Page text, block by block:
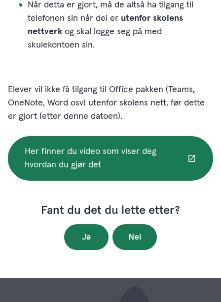
Når detta er gjort, må de altså ha tilgang til
telefonen sin når dei er utenfor skolens
nettverk og skal logge seg på med
skulekontoen sin.
Elever vil ikke få tilgang til Office pakken (Teams,
OneNote, Word osv) utenfor skolens nett, før dette
er gjort (etter denne datoen).
Her finner du video som viser deg
hvordan du gjør det
Fant du det du lette etter?
Ja Nei